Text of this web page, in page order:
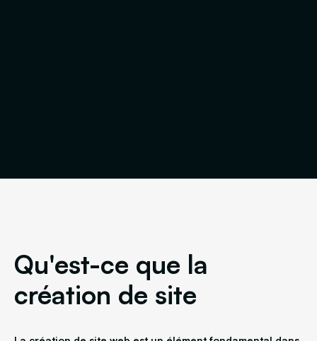
Qu'est-ce que la
création de site